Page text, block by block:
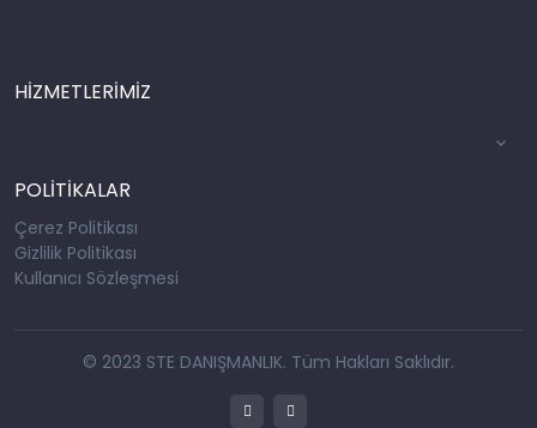
HİZMETLERİMİZ
POLİTİKALAR
Çerez Politikası
Gizlilik Politikası
Kullanıcı Sözleşmesi
© 2023 STE DANIŞMANLIK. Tüm Hakları Saklıdır.